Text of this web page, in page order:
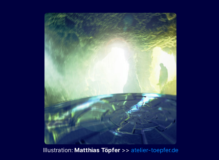
Illustration: Matthias Töpfer>> atelier-toepfer.de